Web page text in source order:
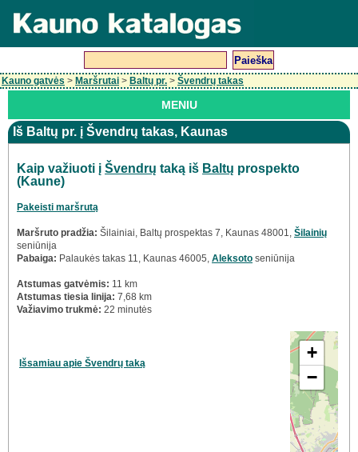
Kauno gatvės > Maršrutai > Baltų pr. > Švendrų takas
MENIU
Iš Baltų pr. į Švendrų takas, Kaunas
Kaip važiuoti į Švendrų taką iš Baltų prospekto
(Kaune)
Pakeisti maršrutą
Maršruto pradžia: Šilainiai, Baltų prospektas 7, Kaunas 48001, Šilainių
seniūnija
Pabaiga: Palaukės takas 11, Kaunas 46005, Aleksoto seniūnija
Atstumas gatvėmis: 11 km
Atstumas tiesia linija: 7,68 km
Važiavimo trukmė: 22 minutės
Išsamiau apie Švendrų taką
+
−